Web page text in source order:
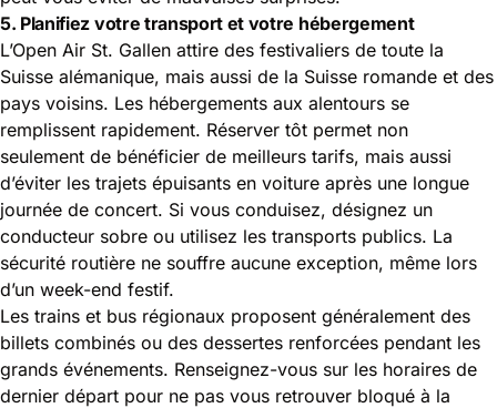
5. Planifiez votre transport et votre hébergement
L’Open Air St. Gallen attire des festivaliers de toute la
Suisse alémanique, mais aussi de la Suisse romande et des
pays voisins. Les hébergements aux alentours se
remplissent rapidement. Réserver tôt permet non
seulement de bénéficier de meilleurs tarifs, mais aussi
d’éviter les trajets épuisants en voiture après une longue
journée de concert. Si vous conduisez, désignez un
conducteur sobre ou utilisez les transports publics. La
sécurité routière ne souffre aucune exception, même lors
d’un week-end festif.
Les trains et bus régionaux proposent généralement des
billets combinés ou des dessertes renforcées pendant les
grands événements. Renseignez-vous sur les horaires de
dernier départ pour ne pas vous retrouver bloqué à la